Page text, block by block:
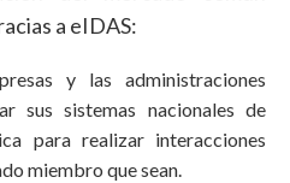
a eIDAS:
y las administraciones
sus sistemas nacionales de
para realizar interacciones
miembro que sean.